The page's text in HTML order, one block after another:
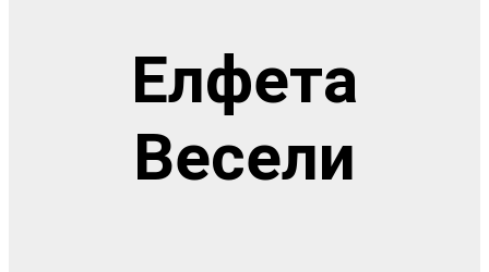
Елфета
Весели